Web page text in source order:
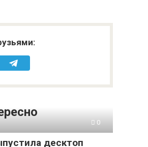
0
десктоп